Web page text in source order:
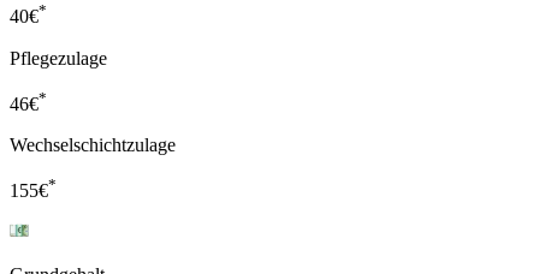
40€*
Pflegezulage
46€*
Wechselschichtzulage
155€*